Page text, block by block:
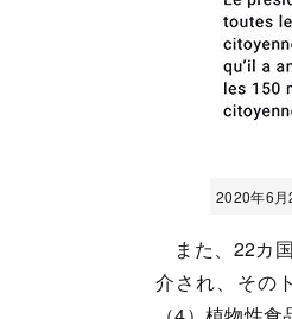
2020年6月
また、22カ
介され、その